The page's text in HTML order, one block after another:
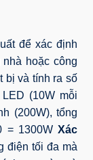
để xác định
hoặc công
bị và tính ra số
(10W mỗi
(200W), tổng
= 1300W Xác
điện tối đa mà